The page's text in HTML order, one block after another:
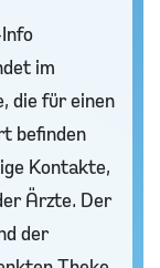
im
die für einen
befinden
Kontakte,
Ärzte. Der
der